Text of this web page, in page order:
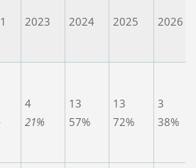
2023 2024 2025 2026
4
21%
13
57%
13
72%
3
38%